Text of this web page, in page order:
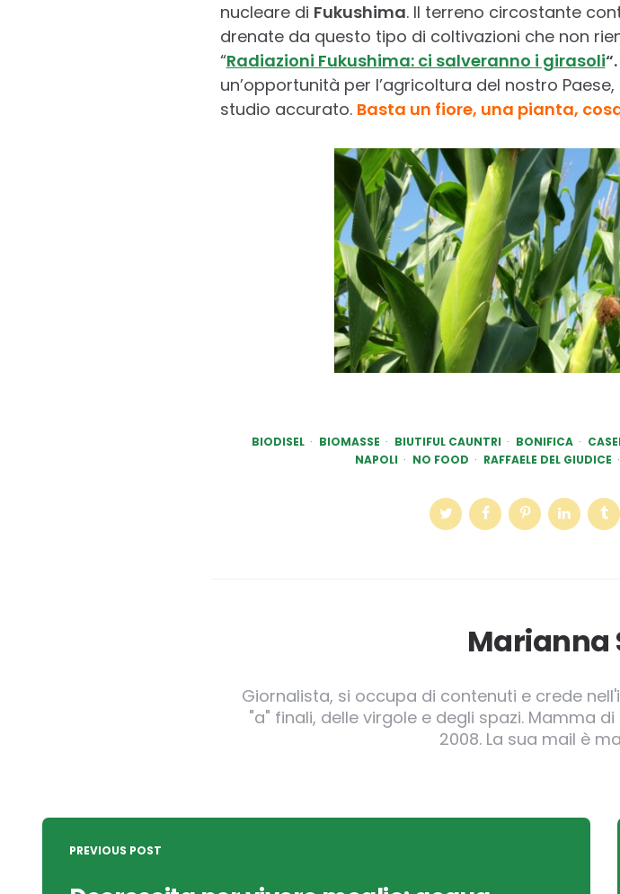
nucleare di Fukushima. Il terreno circostante
drenate da questo tipo di coltivazioni che non
“Radiazioni Fukushima: ci salveranno i girasoli“.
un’opportunità per l’agricoltura del nostro
studio accurato. Basta un fiore, una pianta,
BIODISEL BIOMASSE BIUTIFUL CAUNTRI BONIFICA
NAPOLI
NO FOOD RAFFAELE DEL GIUDICE
Marianna
Giornalista, si occupa di contenuti e crede
"a" finali, delle virgole e degli spazi. Mamma
2008. La sua mail è
Post
navigation
PREVIOUS POST